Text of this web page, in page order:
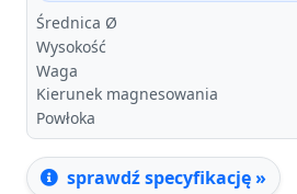
Średnica Ø
Wysokość
Waga
Kierunek magnesowania
Powłoka
sprawdź specyfikację »